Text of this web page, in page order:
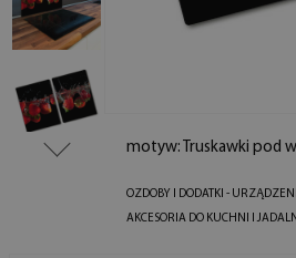
motyw: Truskawki pod
OZDOBY I DODATKI -
AKCESORIA DO KUCHNI I JADALNI